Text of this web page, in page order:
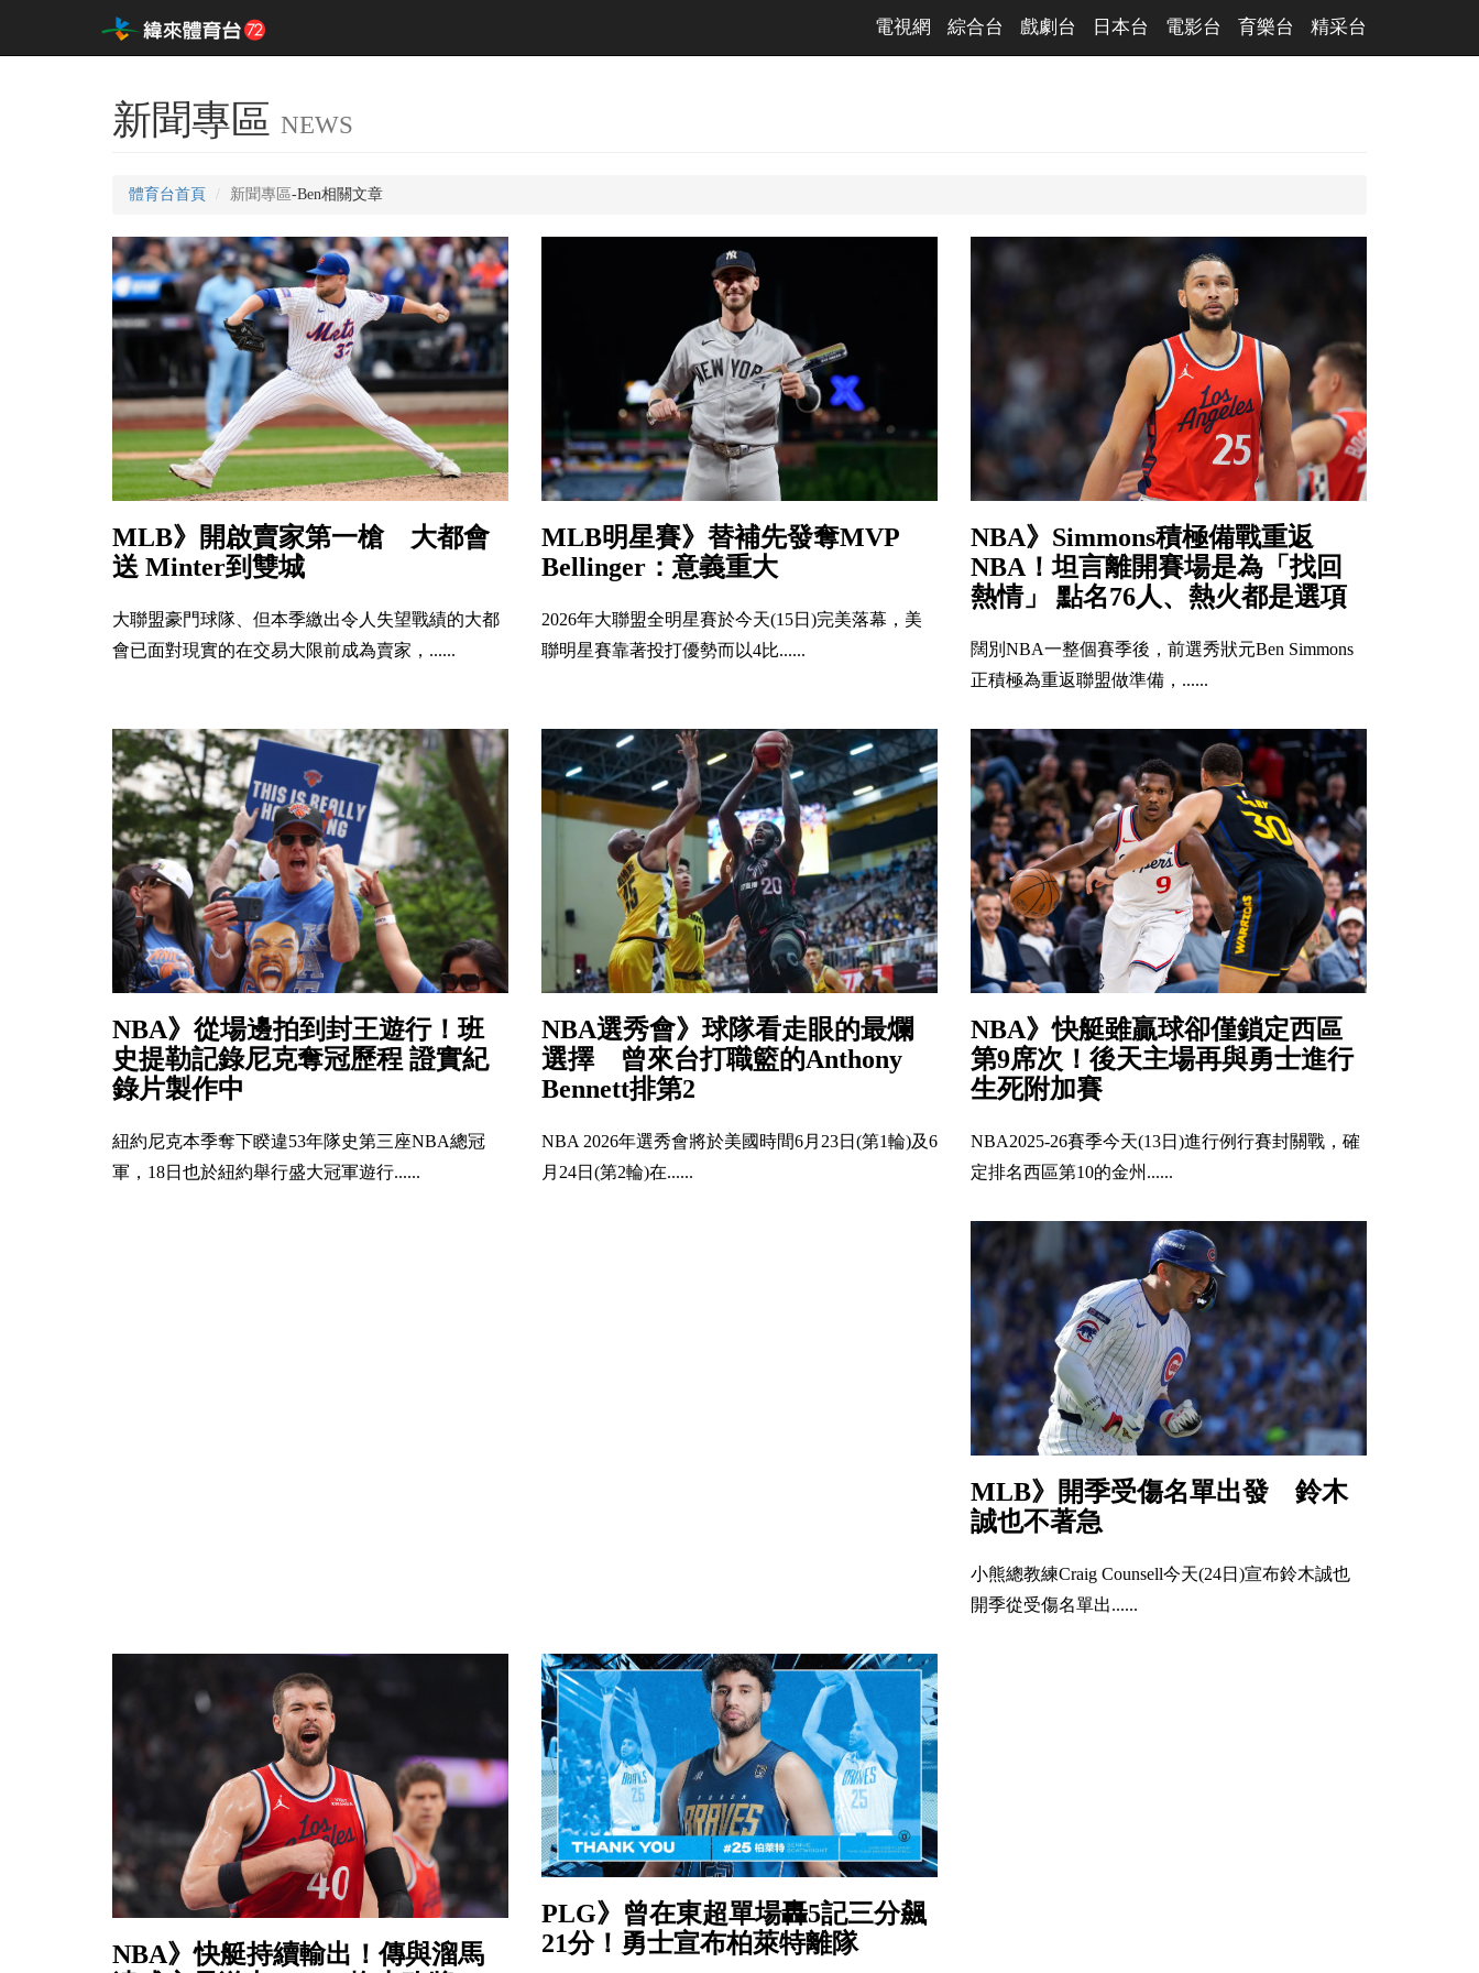
電視網 綜合台 戲劇台 日本台 電影台 育樂台 精采台
新聞專區 NEWS
體育台首頁 新聞專區-Ben相關文章
MLB》開啟賣家第一槍 大都會
送 Minter到雙城
大聯盟豪門球隊、但本季繳出令人失望戰績的大都
會已面對現實的在交易大限前成為賣家，......
MLB明星賽》替補先發奪MVP
Bellinger：意義重大
2026年大聯盟全明星賽於今天(15日)完美落幕，美
聯明星賽靠著投打優勢而以4比......
NBA》Simmons積極備戰重返
NBA！坦言離開賽場是為「找回
熱情」 點名76人、熱火都是選項
闊別NBA一整個賽季後，前選秀狀元Ben Simmons
正積極為重返聯盟做準備，......
NBA》從場邊拍到封王遊行！班
史提勒記錄尼克奪冠歷程 證實紀
錄片製作中
紐約尼克本季奪下睽違53年隊史第三座NBA總冠
軍，18日也於紐約舉行盛大冠軍遊行......
NBA選秀會》球隊看走眼的最爛
選擇 曾來台打職籃的Anthony
Bennett排第2
NBA 2026年選秀會將於美國時間6月23日(第1輪)及6
月24日(第2輪)在......
NBA》快艇雖贏球卻僅鎖定西區
第9席次！後天主場再與勇士進行
生死附加賽
NBA2025-26賽季今天(13日)進行例行賽封關戰，確
定排名西區第10的金州......
MLB》開季受傷名單出發 鈴木
誠也不著急
小熊總教練Craig Counsell今天(24日)宣布鈴木誠也
開季從受傷名單出......
NBA》快艇持續輸出！傳與溜馬
PLG》曾在東超單場轟5記三分飆
21分！勇士宣布柏萊特離隊